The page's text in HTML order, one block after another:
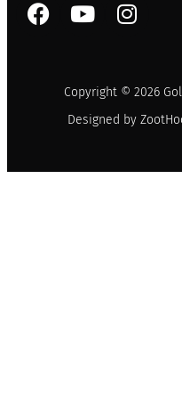
Copyright © 2026
Designed by